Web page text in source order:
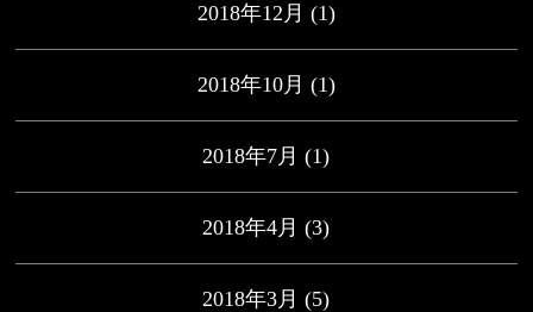
2018年12月 (1)
2018年10月 (1)
2018年7月 (1)
2018年4月 (3)
2018年3月 (5)